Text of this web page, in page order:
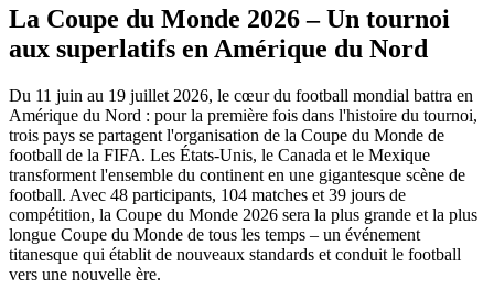
La Coupe du Monde 2026 – Un tournoi
aux superlatifs en Amérique du Nord
Du 11 juin au 19 juillet 2026, le cœur du football mondial battra en
Amérique du Nord : pour la première fois dans l'histoire du tournoi,
trois pays se partagent l'organisation de la Coupe du Monde de
football de la FIFA. Les États-Unis, le Canada et le Mexique
transforment l'ensemble du continent en une gigantesque scène de
football. Avec 48 participants, 104 matches et 39 jours de
compétition, la Coupe du Monde 2026 sera la plus grande et la plus
longue Coupe du Monde de tous les temps – un événement
titanesque qui établit de nouveaux standards et conduit le football
vers une nouvelle ère.